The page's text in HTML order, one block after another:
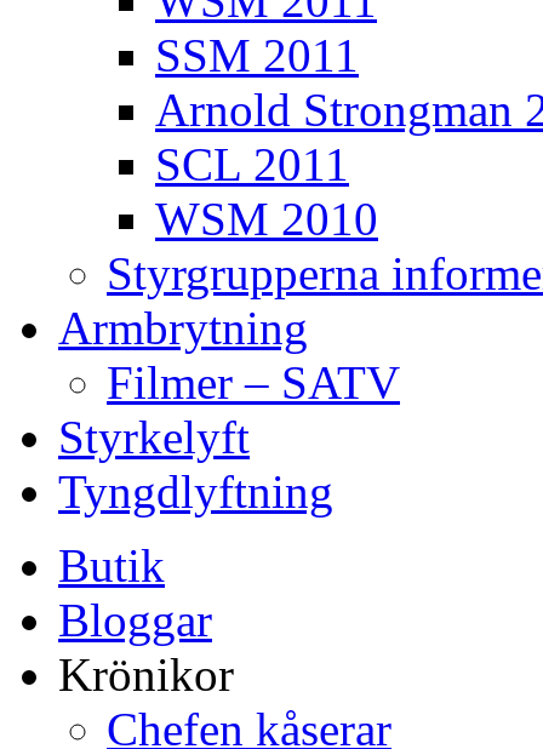
SSM 2011
Arnold Strongman
SCL 2011
WSM 2010
Styrgrupperna
Armbrytning
Filmer – SATV
Styrkelyft
Tyngdlyftning
Butik
Bloggar
Krönikor
Chefen kåserar